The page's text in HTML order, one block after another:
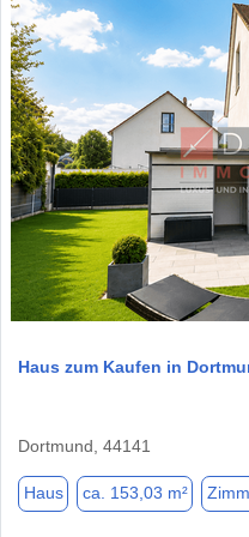
Haus zum Kaufen in
Dortmund, 44141
Haus ca. 153,03 m²